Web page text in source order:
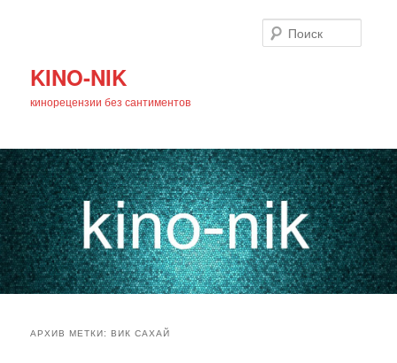
KINO-NIK
кинорецензии без сантиментов
АРХИВ МЕТКИ:ВИК САХАЙ